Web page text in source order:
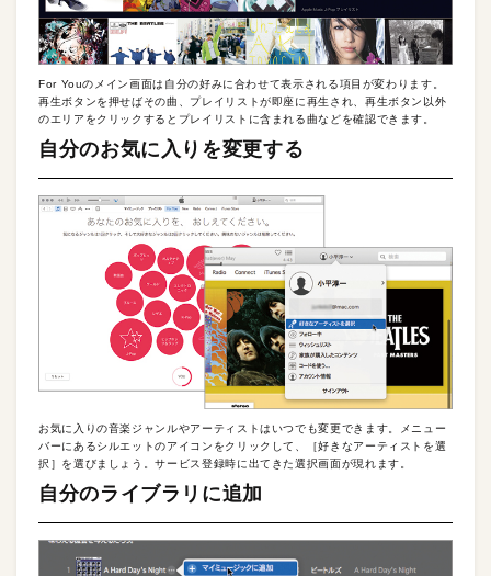
For Youのメイン画面は自分の好みに合わせて表示される項目が変わります。
再生ボタンを押せばその曲、プレイリストが即座に再生され、再生ボタン以外
のエリアをクリックするとプレイリストに含まれる曲などを確認できます。
自分のお気に入りを変更する
お気に入りの音楽ジャンルやアーティストはいつでも変更できます。メニュー
バーにあるシルエットのアイコンをクリックして、［好きなアーティストを選
択］を選びましょう。サービス登録時に出てきた選択画面が現れます。
自分のライブラリに追加